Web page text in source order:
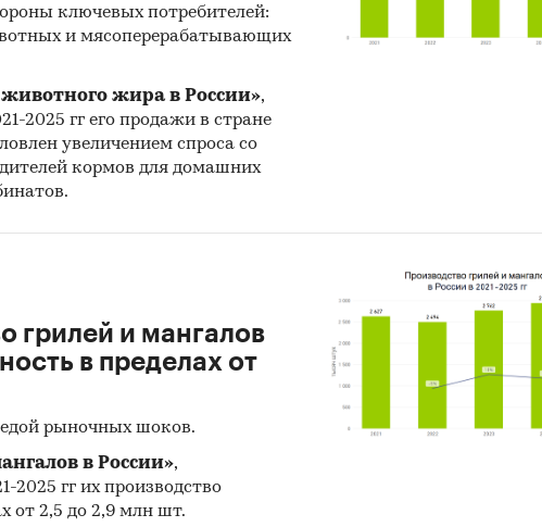
`РИТЕХНИКС`, ООО `КАРБОФЕР МЕТСЕРВИС`,
ЗАВОД ТРУБОПРОВОДНОЙ АРМАТУРЫ`, ООО
ГРУППА `ГЕФЕСТ`, ООО `САН ТЕХ
АО `ЦКБМ`, ООО `ПО `ВЗРК`, ООО
ООО `МОРНЕФТЕГАЗСТРОЙ`, АО `НИКИМТ-
из исследования:
рынок фланцев из черных металлов, по
Group, в последние годы показывает положительный
торгового баланса было отрицательное и
игроками среди российских производителей
по импортным поставкам в 2025 г. является
78%), ведущий поставщик фланцев из черных
PIPING EQUIPMENT I/E CO., LTD
ключевых потребителей:
и мясоперерабатывающих
жира в России»,
2025 гг его продажи в стране
увеличением спроса со
кормов для домашних
грилей и мангалов
в пределах от
рыночных шоков.
в России»,
2025 гг их производство
от 2,5 до 2,9 млн шт.